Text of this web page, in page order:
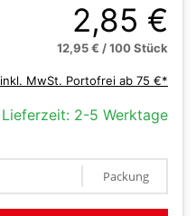
2,85 €
12,95 € / 100 Stück
inkl. MwSt. Portofrei ab 75 €*
Lieferzeit: 2-5 Werktage
Packung